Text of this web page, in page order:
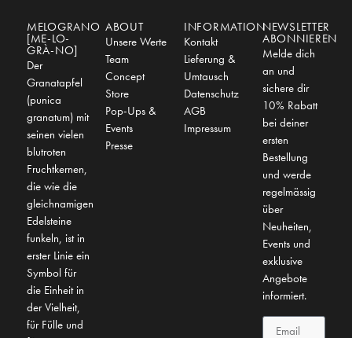
MELOGRANO
[ME-LO-
GRÀ-NO]
Der
Granatapfel
(punica
granatum) mit
seinen vielen
blutroten
Fruchtkernen,
die wie die
gleichnamigen
Edelsteine
funkeln, ist in
erster Linie ein
Symbol für
die Einheit in
der Vielheit,
für Fülle und
ABOUT
Unsere Werte
Team
Concept
Store
Pop-Ups &
Events
Presse
INFORMATION
Kontakt
Lieferung &
Umtausch
Datenschutz
AGB
Impressum
NEWSLETTER
ABONNIEREN
Melde dich
an und
sichere dir
10% Rabatt
bei deiner
ersten
Bestellung
und werde
regelmässig
über
Neuheiten,
Events und
exklusive
Angebote
informiert.